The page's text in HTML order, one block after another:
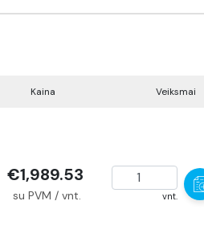
Kaina Veiksmai
€1,989.53
su PVM / vnt. vnt.